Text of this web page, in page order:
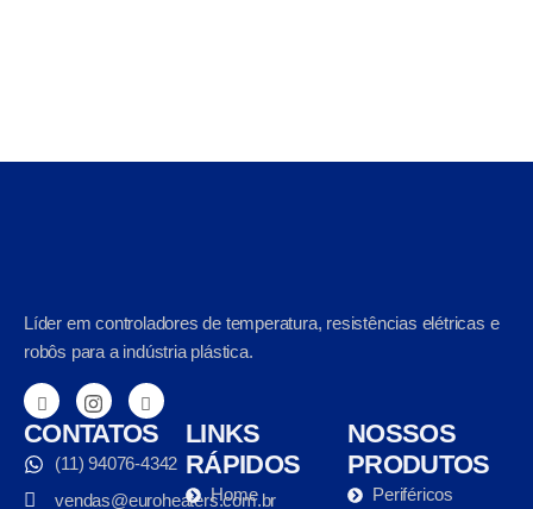
Líder em controladores de temperatura, resistências elétricas e
robôs para a indústria plástica.
CONTATOS
(11) 94076-4342
vendas@euroheaters.com.br
LINKS
RÁPIDOS
Home
NOSSOS
PRODUTOS
Periféricos